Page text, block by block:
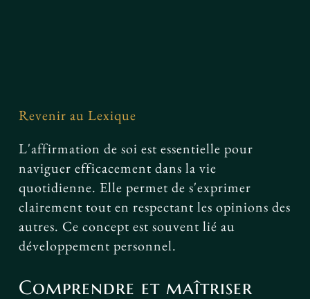
Revenir au Lexique
L'affirmation de soi est essentielle pour
naviguer efficacement dans la vie
quotidienne. Elle permet de s'exprimer
clairement tout en respectant les opinions des
autres. Ce concept est souvent lié au
développement personnel.
Comprendre et maîtriser